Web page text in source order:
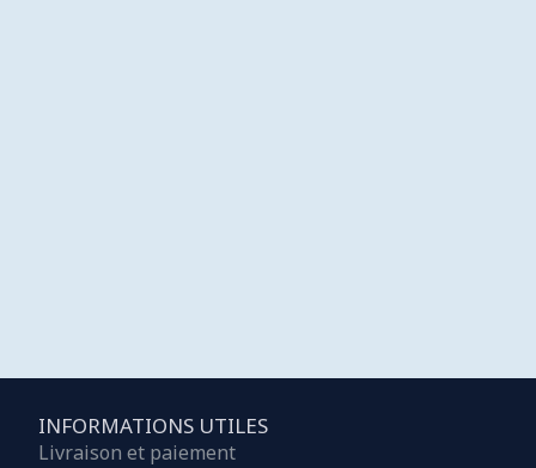
INFORMATIONS UTILES
Livraison et paiement